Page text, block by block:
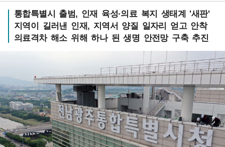
통합특별시 출범, 인재 육성·의료 복지 생태계 '새판'
지역이 길러낸 인재, 지역서 양질 일자리 얻고 안착
의료격차 해소 위해 하나 된 생명 안전망 구축 추진